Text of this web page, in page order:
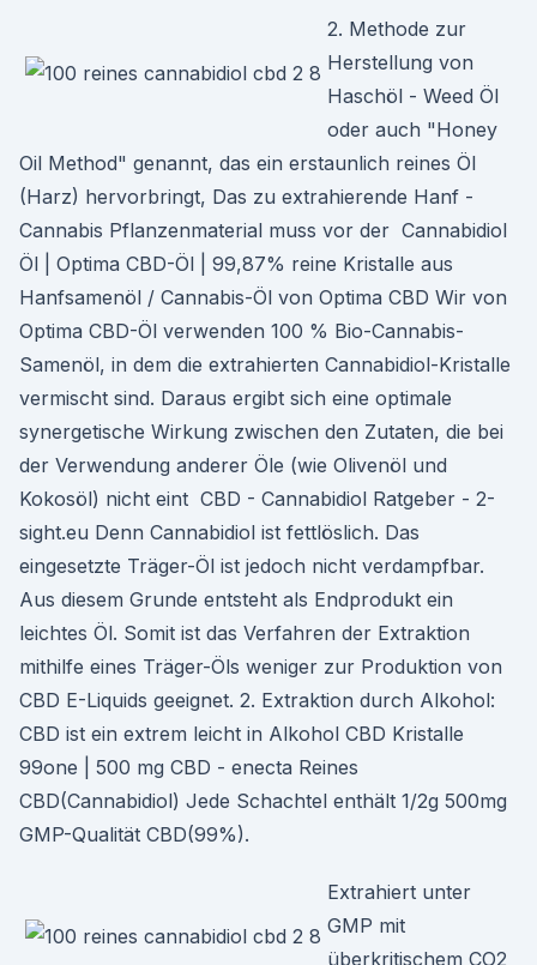
2. Methode zur
Herstellung von
Haschöl - Weed Öl
oder auch "Honey
Oil Method" genannt, das ein erstaunlich reines Öl
(Harz) hervorbringt, Das zu extrahierende Hanf -
Cannabis Pflanzenmaterial muss vor der Cannabidiol
Öl | Optima CBD-Öl | 99,87% reine Kristalle aus
Hanfsamenöl / Cannabis-Öl von Optima CBD Wir von
Optima CBD-Öl verwenden 100 % Bio-Cannabis-
Samenöl, in dem die extrahierten Cannabidiol-Kristalle
vermischt sind. Daraus ergibt sich eine optimale
synergetische Wirkung zwischen den Zutaten, die bei
der Verwendung anderer Öle (wie Olivenöl und
Kokosöl) nicht eint ️ CBD - Cannabidiol Ratgeber - 2-
sight.eu Denn Cannabidiol ist fettlöslich. Das
eingesetzte Träger-Öl ist jedoch nicht verdampfbar.
Aus diesem Grunde entsteht als Endprodukt ein
leichtes Öl. Somit ist das Verfahren der Extraktion
mithilfe eines Träger-Öls weniger zur Produktion von
CBD E-Liquids geeignet. 2. Extraktion durch Alkohol:
CBD ist ein extrem leicht in Alkohol CBD Kristalle
99one | 500 mg CBD - enecta Reines
CBD(Cannabidiol) Jede Schachtel enthält 1/2g 500mg
GMP-Qualität CBD(99%).
Extrahiert unter
GMP mit
überkritischem CO2